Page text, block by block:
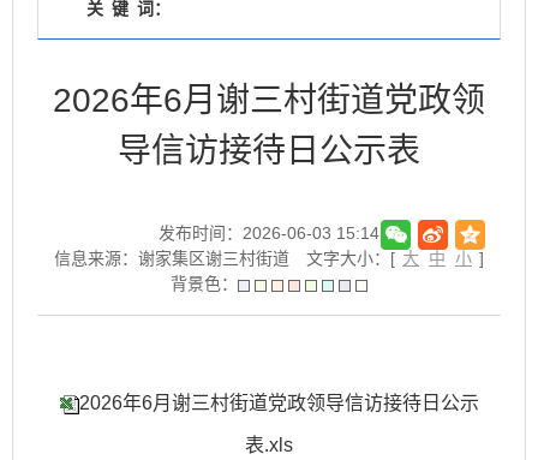
关 键 词：
2026年6月谢三村街道党政领
导信访接待日公示表
发布时间：2026-06-03 15:14
信息来源：谢家集区谢三村街道
文字大小：[ 大 中 小 ]
背景色：
2026年6月谢三村街道党政领导信访接待日公示
表.xls